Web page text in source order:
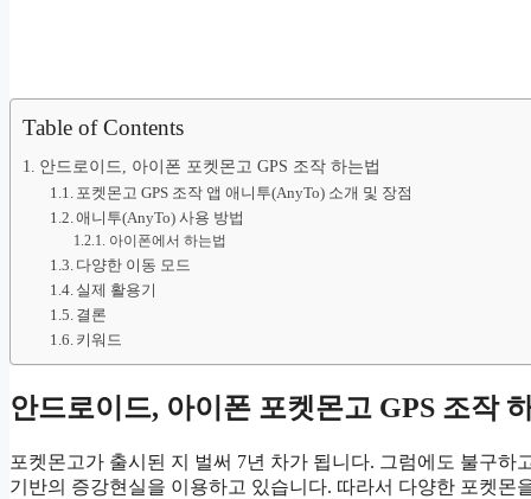
Table of Contents
안드로이드, 아이폰 포켓몬고 GPS 조작 하는법
포켓몬고 GPS 조작 앱 애니투(AnyTo) 소개 및 장점
애니투(AnyTo) 사용 방법
아이폰에서 하는법
다양한 이동 모드
실제 활용기
결론
키워드
안드로이드, 아이폰 포켓몬고 GPS 조작
포켓몬고가 출시된 지 벌써 7년 차가 됩니다. 그럼에도 불구
기반의 증강현실을 이용하고 있습니다. 따라서 다양한 포켓